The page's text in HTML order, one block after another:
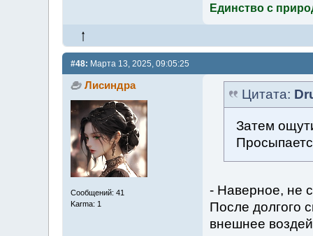
Единство с
#48: Марта 13, 2025, 09:05:25
Лисиндра
Сообщений: 41
Karma: 1
Цитата:
Затем
- Наверное, не
После долгого
внешнее